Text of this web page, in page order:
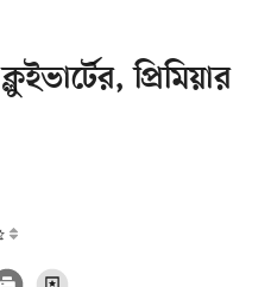
প্রিমিয়ার